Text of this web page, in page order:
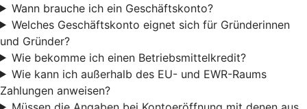
Wann brauche ich ein Geschäftskonto?
Welches Geschäftskonto eignet sich für Gründerinnen
und Gründer?
Wie bekomme ich einen Betriebsmittelkredit?
Wie kann ich außerhalb des EU- und EWR-Raums
Zahlungen anweisen?